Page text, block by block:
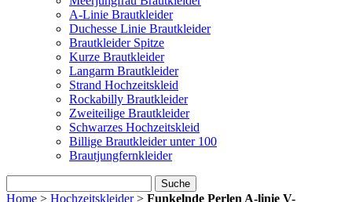
A-Linie Brautkleider
Duchesse Linie Brautkleider
Brautkleider Spitze
Kurze Brautkleider
Langarm Brautkleider
Strand Hochzeitskleid
Rockabilly Brautkleider
Zweiteilige Brautkleider
Schwarzes Hochzeitskleid
Billige Brautkleider unter 100
Brautjungfernkleider
Suche
Home > Hochzeitskleider> Funkelnde Perlen A-linie V-